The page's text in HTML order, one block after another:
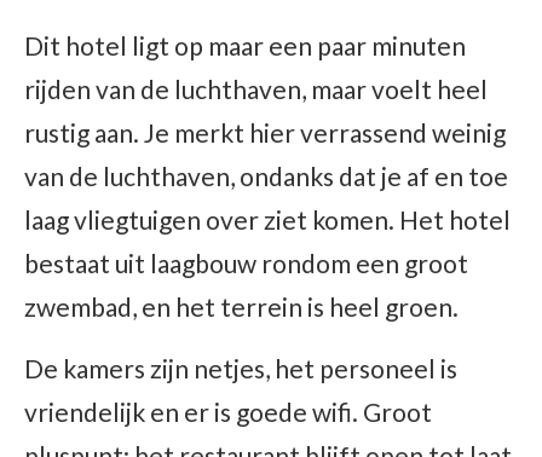
Dit hotel ligt op maar een paar minuten
rijden van de luchthaven, maar voelt heel
rustig aan. Je merkt hier verrassend weinig
van de luchthaven, ondanks dat je af en toe
laag vliegtuigen over ziet komen. Het hotel
bestaat uit laagbouw rondom een groot
zwembad, en het terrein is heel groen.
De kamers zijn netjes, het personeel is
vriendelijk en er is goede wifi. Groot